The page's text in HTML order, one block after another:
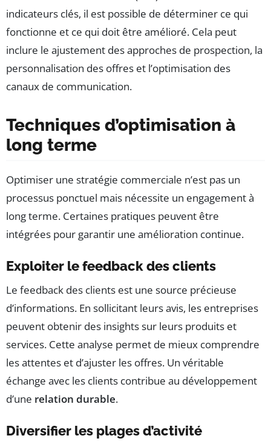
indicateurs clés, il est possible de déterminer ce qui
fonctionne et ce qui doit être amélioré. Cela peut
inclure le ajustement des approches de prospection, la
personnalisation des offres et l’optimisation des
canaux de communication.
Techniques d’optimisation à
long terme
Optimiser une stratégie commerciale n’est pas un
processus ponctuel mais nécessite un engagement à
long terme. Certaines pratiques peuvent être
intégrées pour garantir une amélioration continue.
Exploiter le feedback des clients
Le feedback des clients est une source précieuse
d’informations. En sollicitant leurs avis, les entreprises
peuvent obtenir des insights sur leurs produits et
services. Cette analyse permet de mieux comprendre
les attentes et d’ajuster les offres. Un véritable
échange avec les clients contribue au développement
d’une relation durable.
Diversifier les plages d’activité